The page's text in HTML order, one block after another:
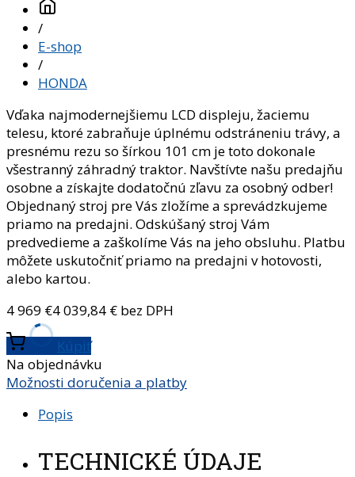
/
E-shop
/
HONDA
Vďaka najmodernejšiemu LCD displeju, žaciemu
telesu, ktoré zabraňuje úplnému odstráneniu trávy, a
presnému rezu so šírkou 101 cm je toto dokonale
všestranný záhradný traktor. Navštívte našu predajňu
osobne a získajte dodatočnú zľavu za osobný odber!
Objednaný stroj pre Vás zložíme a sprevádzkujeme
priamo na predajni. Odskúšaný stroj Vám
predvedieme a zaškolíme Vás na jeho obsluhu. Platbu
môžete uskutočniť priamo na predajni v hotovosti,
alebo kartou.
4 969 €4 039,84 € bez DPH
Kúpiť
Na objednávku
Možnosti doručenia a platby
Popis
TECHNICKÉ ÚDAJE